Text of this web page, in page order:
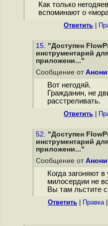
Как только
вспоминают о
Ответить
15. "Доступен
инструментарий
приложени..."
Сообщение от
Вот негодяй.
Гражданин, не
расстреливать.
Ответить
52. "Доступен
инструментарий
приложени..."
Сообщение от
Когда загоняют
милосердии не
Вы там льстите
Ответить Правка|